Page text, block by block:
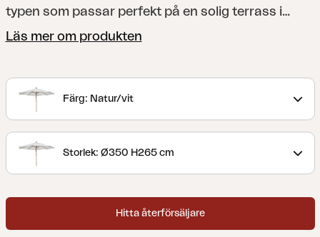
typen som passar perfekt på en solig terrass i
Italien. Då är det Paliano du ser framför dig. Men
stången i Paliano är tillverkad i hållbar aluminium
klädd i ett naturtroget mönster som på pricken
Läs mer om produkten
Färg: Natur/vit
Storlek: Ø350 H265 cm
Hitta återförsäljare